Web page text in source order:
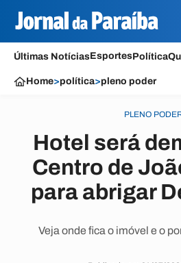
Últimas NotíciasEsportesPolítica
Home>política>pleno poder
PLENO
Hotel será
Centro de
para abrigar
Veja onde fica o imóvel e o